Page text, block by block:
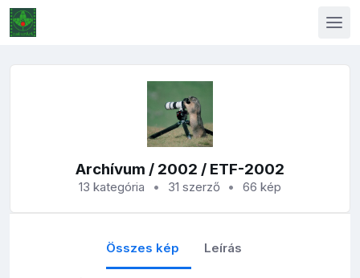
Archívum / 2002 / ETF-2002
13 kategória 31 szerző 66 kép
Összes kép Leírás